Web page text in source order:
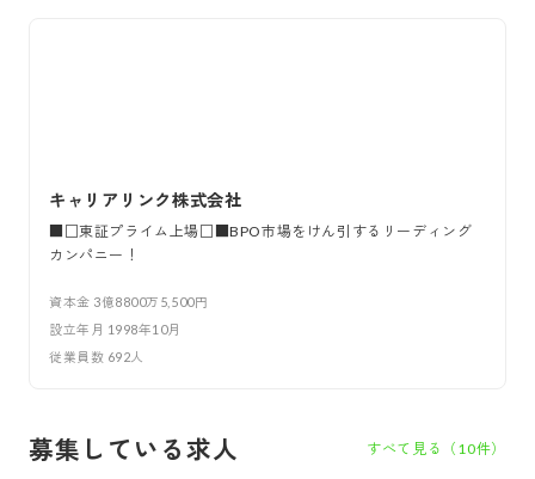
キャリアリンク株式会社
■□東証プライム上場□■BPO市場をけん引するリーディング
カンパニー！
資本金 3億8800万5,500円
設立年月 1998年10月
従業員数 692人
募集している求人 すべて見る（ 10件）